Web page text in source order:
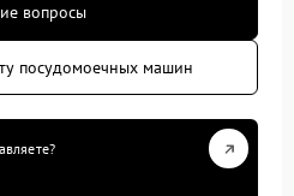
вопросы
посудомоечных машин